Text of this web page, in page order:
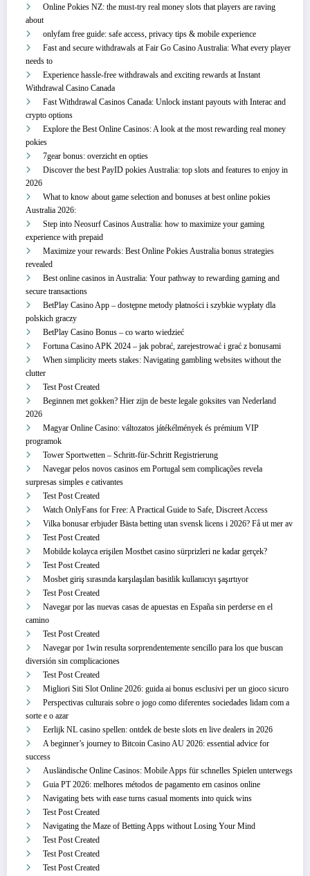
Online Pokies NZ: the must-try real money slots that players are raving
about
onlyfam free guide: safe access, privacy tips & mobile experience
Fast and secure withdrawals at Fair Go Casino Australia: What every player
needs to
Experience hassle-free withdrawals and exciting rewards at Instant
Withdrawal Casino Canada
Fast Withdrawal Casinos Canada: Unlock instant payouts with Interac and
crypto options
Explore the Best Online Casinos: A look at the most rewarding real money
pokies
7gear bonus: overzicht en opties
Discover the best PayID pokies Australia: top slots and features to enjoy in
2026
What to know about game selection and bonuses at best online pokies
Australia 2026:
Step into Neosurf Casinos Australia: how to maximize your gaming
experience with prepaid
Maximize your rewards: Best Online Pokies Australia bonus strategies
revealed
Best online casinos in Australia: Your pathway to rewarding gaming and
secure transactions
BetPlay Casino App – dostępne metody płatności i szybkie wypłaty dla
polskich graczy
BetPlay Casino Bonus – co warto wiedzieć
Fortuna Casino APK 2024 – jak pobrać, zarejestrować i grać z bonusami
When simplicity meets stakes: Navigating gambling websites without the
clutter
Test Post Created
Beginnen met gokken? Hier zijn de beste legale goksites van Nederland
2026
Magyar Online Casino: változatos játékélmények és prémium VIP
programok
Tower Sportwetten – Schritt‑für‑Schritt Registrierung
Navegar pelos novos casinos em Portugal sem complicações revela
surpresas simples e cativantes
Test Post Created
Watch OnlyFans for Free: A Practical Guide to Safe, Discreet Access
Vilka bonusar erbjuder Bästa betting utan svensk licens i 2026? Få ut mer av
Test Post Created
Mobilde kolayca erişilen Mostbet casino sürprizleri ne kadar gerçek?
Test Post Created
Mosbet giriş sırasında karşılaşılan basitlik kullanıcıyı şaşırtıyor
Test Post Created
Navegar por las nuevas casas de apuestas en España sin perderse en el
camino
Test Post Created
Navegar por 1win resulta sorprendentemente sencillo para los que buscan
diversión sin complicaciones
Test Post Created
Migliori Siti Slot Online 2026: guida ai bonus esclusivi per un gioco sicuro
Perspectivas culturais sobre o jogo como diferentes sociedades lidam com a
sorte e o azar
Eerlijk NL casino spellen: ontdek de beste slots en live dealers in 2026
A beginner’s journey to Bitcoin Casino AU 2026: essential advice for
success
Ausländische Online Casinos: Mobile Apps für schnelles Spielen unterwegs
Guia PT 2026: melhores métodos de pagamento em casinos online
Navigating bets with ease turns casual moments into quick wins
Test Post Created
Navigating the Maze of Betting Apps without Losing Your Mind
Test Post Created
Test Post Created
Test Post Created